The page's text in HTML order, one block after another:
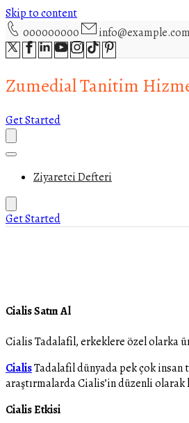
Skip to content
000000000
info@example.com
Zumedial Tanitim
Get Started
Ziyaretci Defteri
Get Started
Cialis Satın Al
Cialis Tadalafil, erkeklere özel olarka
CialisTadalafil dünyada pek çok insan
araştırmalarda Cialis’in düzenli
Cialis Etkisi